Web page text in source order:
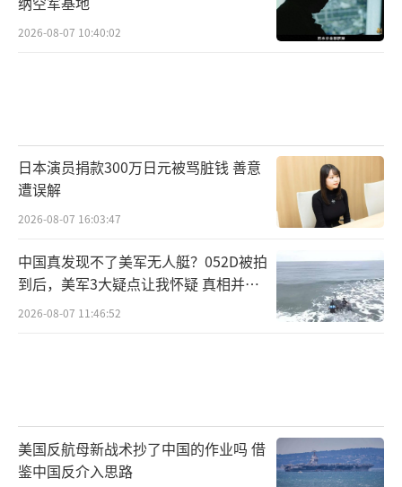
被迫停止使用武器库中最先进的美制防空系
统，“最终乌克兰将需要进行艰难的优先排
BBC称，乌克兰议会国防委员会成员费迪
尔·维尼斯拉夫斯基估计，在特朗普决定暂停
向乌克兰提供军事装备后，乌克兰的武器库存
最多能维持6个月。一名前线乌军士兵也表达了
类似的观点，但他补充说，美国这一决定的代
价将“以乌克兰士兵的生命来衡量”。维尼斯
拉夫斯基表示，如今乌克兰方面在努力寻找弥
困难得多。乌克兰国防委员会已经举行了一次
闭门会议，讨论美国停止军事援助的应对策
2026-08-07 10:40:02
日本演员捐款300万日元被骂脏钱 善意
遭误解
2026-08-07 16:03:47
中国真发现不了美军无人艇？052D被拍
到后，美军3大疑点让我怀疑 真相并非
如此
2026-08-07 11:46:52
美国反航母新战术抄了中国的作业吗 借
鉴中国反介入思路